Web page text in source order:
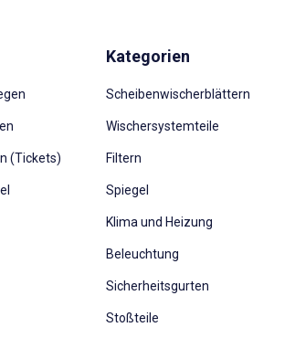
(Tickets)
Kategorien
Scheibenwischerblättern
Wischersystemteile
Filtern
Spiegel
Klima und Heizung
Beleuchtung
Sicherheitsgurten
Stoßteile